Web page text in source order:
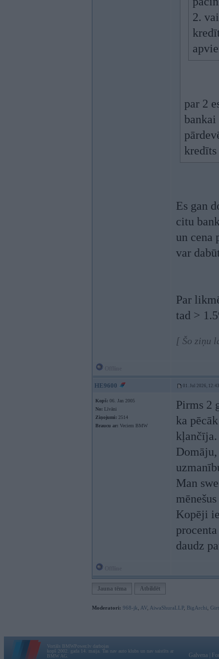
2.
par 2
bankai
Es gan
citu
un cena
var
Par
tad >
[ Šo ziņu
HE9600 01. Jul 2026, 12:43
Kopš: 06. Jan 2005
No: Līvāni
Ziņojumi: 2514
Braucu ar: Veciem BMW
Pirms 2
ka
kļančīja.
Man
Kopēji
daudz
Jauna tēma Atbildēt
Moderatori: 968-jk AV AiwaShuraLLP, BigArchi
Vortāls BMWPower.lv darbojas
kopš 2002. gada 14. maija. Tas nav auto klubs un nav saistīts ar
BMW AG.
Galvena